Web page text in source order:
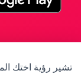
تشير رؤية اختك